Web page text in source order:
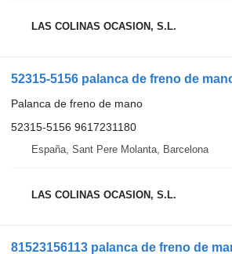
LAS COLINAS OCASION, S.L.
52315-5156 palanca de freno de
Palanca de freno de mano
52315-5156 9617231180
España, Sant Pere Molanta, Barcelona
LAS COLINAS OCASION, S.L.
81523156113 palanca de freno de